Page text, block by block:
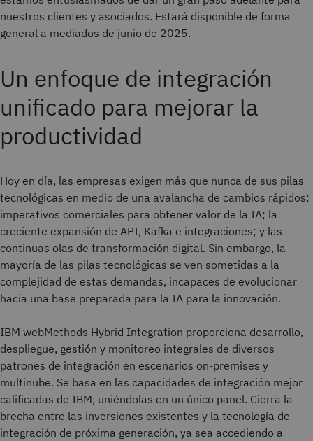
nuestros clientes y asociados. Estará disponible de forma
general a mediados de junio de 2025.
Un enfoque de integración
unificado para mejorar la
productividad
Hoy en día, las empresas exigen más que nunca de sus pilas
tecnológicas en medio de una avalancha de cambios rápidos:
imperativos comerciales para obtener valor de la IA; la
creciente expansión de API, Kafka e integraciones; y las
continuas olas de transformación digital. Sin embargo, la
mayoría de las pilas tecnológicas se ven sometidas a la
complejidad de estas demandas, incapaces de evolucionar
hacia una base preparada para la IA para la innovación.
IBM webMethods Hybrid Integration proporciona desarrollo,
despliegue, gestión y monitoreo integrales de diversos
patrones de integración en escenarios on-premises y
multinube. Se basa en las capacidades de integración mejor
calificadas de IBM, uniéndolas en un único panel. Cierra la
brecha entre las inversiones existentes y la tecnología de
integración de próxima generación, ya sea accediendo a